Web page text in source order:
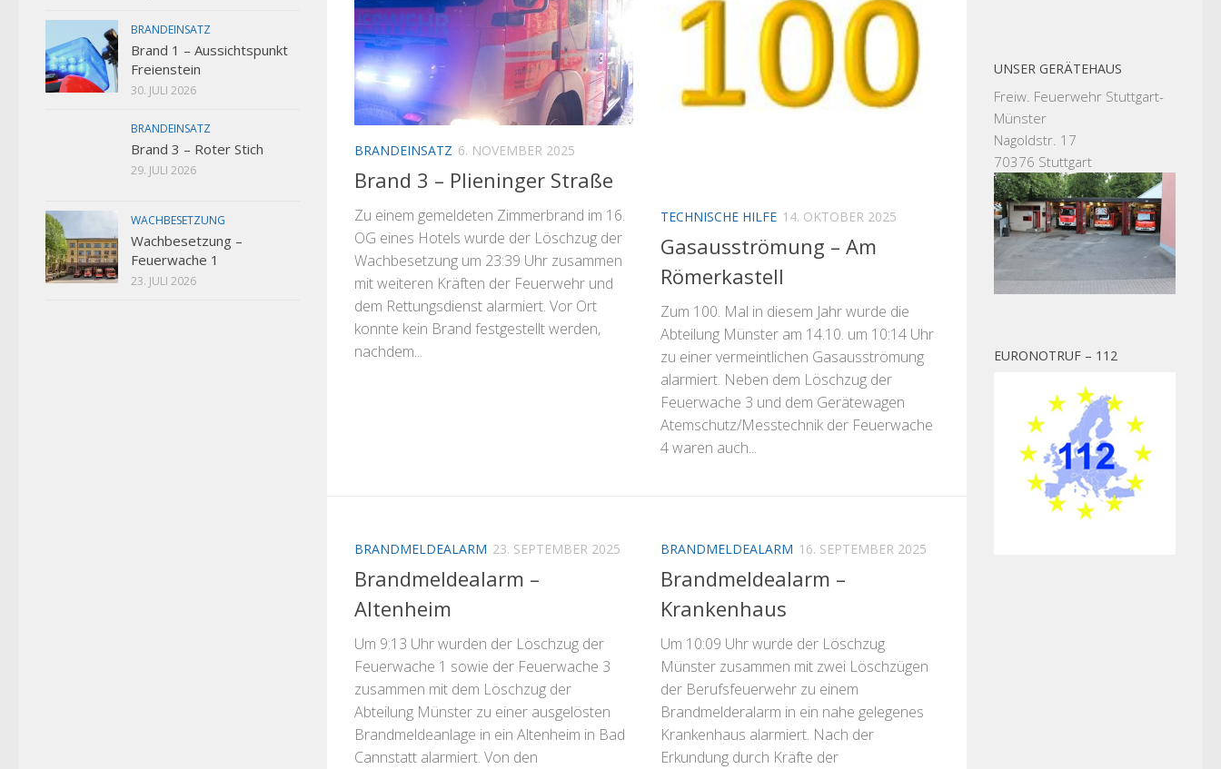
BRANDEINSATZ 6. NOVEMBER 2025
Brand 3 – Plieninger Straße
Zu einem gemeldeten Zimmerbrand im 16.
OG eines Hotels wurde der Löschzug der
Wachbesetzung um 23:39 Uhr zusammen
mit weiteren Kräften der Feuerwehr und
dem Rettungsdienst alarmiert. Vor Ort
konnte kein Brand festgestellt werden,
nachdem...
TECHNISCHE HILFE 14. OKTOBER 2025
Gasausströmung – Am
Römerkastell
Zum 100. Mal in diesem Jahr wurde die
Abteilung Münster am 14.10. um 10:14 Uhr
zu einer vermeintlichen Gasausströmung
alarmiert. Neben dem Löschzug der
Feuerwache 3 und dem Gerätewagen
Atemschutz/Messtechnik der Feuerwache
4 waren auch...
BRANDMELDEALARM 23. SEPTEMBER 2025
Brandmeldealarm –
Altenheim
Um 9:13 Uhr wurden der Löschzug der
Feuerwache 1 sowie der Feuerwache 3
zusammen mit dem Löschzug der
Abteilung Münster zu einer ausgelösten
Brandmeldeanlage in ein Altenheim in Bad
Cannstatt alarmiert. Von den
BRANDMELDEALARM 16. SEPTEMBER 2025
Brandmeldealarm –
Krankenhaus
Um 10:09 Uhr wurde der Löschzug
Münster zusammen mit zwei Löschzügen
der Berufsfeuerwehr zu einem
Brandmelderalarm in ein nahe gelegenes
Krankenhaus alarmiert. Nach der
Erkundung durch Kräfte der
BRANDEINSATZ
Brand 1 – Aussichtspunkt
Freienstein
30. JULI 2026
BRANDEINSATZ
Brand 3 – Roter Stich
29. JULI 2026
WACHBESETZUNG
Wachbesetzung –
Feuerwache 1
23. JULI 2026
UNSER GERÄTEHAUS
Freiw. Feuerwehr Stuttgart-
Münster
Nagoldstr. 17
70376 Stuttgart
EURONOTRUF – 112